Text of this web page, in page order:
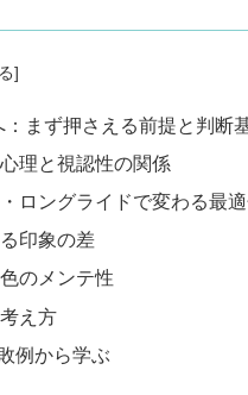
：まず押さえる前提と判断
理と視認性の関係
ロングライドで変わる最
印象の差
のメンテ性
え方
例から学ぶ